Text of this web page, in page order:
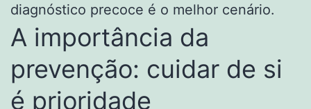
diagnóstico precoce é o melhor cenário.
A importância da
prevenção: cuidar de si
é prioridade